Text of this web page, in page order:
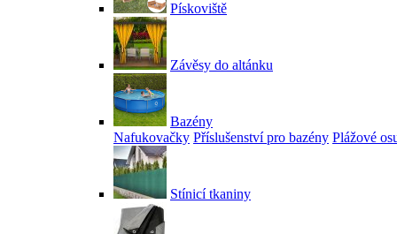
Pískoviště
Závěsy do altánku
Bazény
Nafukovačky Příslušenství pro bazény Plážové
Stínicí tkaniny